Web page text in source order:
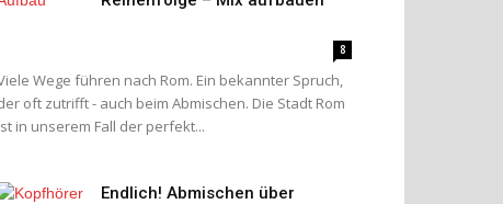
8
Wege führen nach Rom. Ein bekannter Spruch,
oft zutrifft - auch beim Abmischen. Die Stadt Rom
in unserem Fall der perfekt...
Endlich! Abmischen über